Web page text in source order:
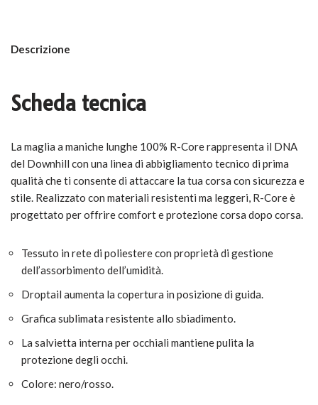
Descrizione
Scheda tecnica
La maglia a maniche lunghe 100% R-Core rappresenta il DNA
del Downhill con una linea di abbigliamento tecnico di prima
qualità che ti consente di attaccare la tua corsa con sicurezza e
stile. Realizzato con materiali resistenti ma leggeri, R-Core è
progettato per offrire comfort e protezione corsa dopo corsa.
Tessuto in rete di poliestere con proprietà di gestione
dell’assorbimento dell’umidità.
Droptail aumenta la copertura in posizione di guida.
Grafica sublimata resistente allo sbiadimento.
La salvietta interna per occhiali mantiene pulita la
protezione degli occhi.
Colore: nero/rosso.